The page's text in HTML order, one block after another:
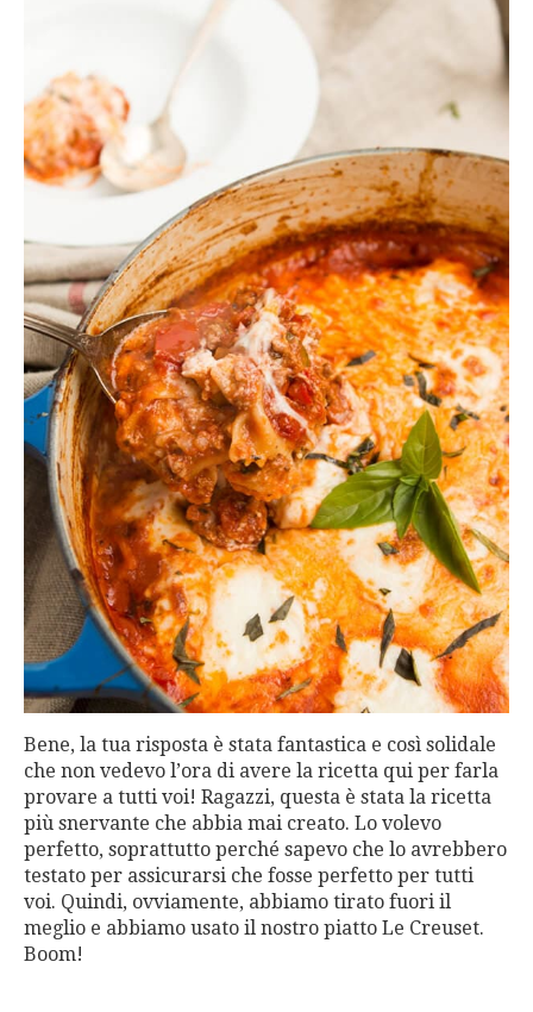
Bene, la tua risposta è stata fantastica e così solidale
che non vedevo l’ora di avere la ricetta qui per farla
provare a tutti voi! Ragazzi, questa è stata la ricetta
più snervante che abbia mai creato. Lo volevo
perfetto, soprattutto perché sapevo che lo avrebbero
testato per assicurarsi che fosse perfetto per tutti
voi. Quindi, ovviamente, abbiamo tirato fuori il
meglio e abbiamo usato il nostro piatto Le Creuset.
Boom!